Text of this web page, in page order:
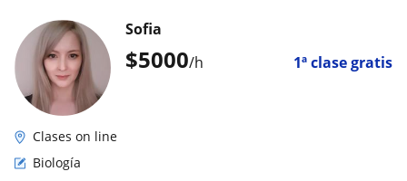
$5000/h 1ª clase gratis
Sofia
Clases on line
Biología